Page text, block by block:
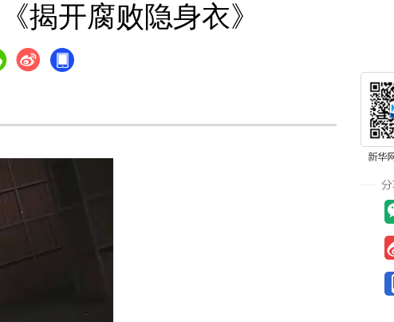
揭开腐败隐身衣》